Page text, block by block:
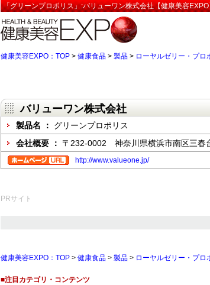
「グリーンプロポリス」:バリューワン株式会社【健康美容
健康美容EXPO：TOP > 健康食品 > 製品 > ローヤルゼリー・プロ
バリューワン株式会社
製品名 ： グリーンプロポリス
会社概要 ： 〒232-0002 神奈川県横浜市南区三春
http://www.valueone.jp/
PRサイト
健康美容EXPO：TOP > 健康食品 > 製品 > ローヤルゼリー・プロ
■注目カテゴリ・コンテンツ